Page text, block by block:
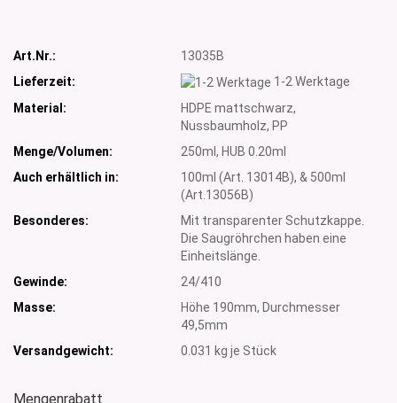
Art.Nr.:
13035B
Lieferzeit:
1-2 Werktage
Material:
HDPE mattschwarz,
Nussbaumholz, PP
Menge/Volumen:
250ml, HUB 0.20ml
Auch erhältlich in:
100ml (Art. 13014B), & 500ml
(Art.13056B)
Besonderes:
Mit transparenter Schutzkappe.
Die Saugröhrchen haben eine
Einheitslänge.
Gewinde:
24/410
Masse:
Höhe 190mm, Durchmesser
49,5mm
Versandgewicht:
0.031 kg je Stück
Mengenrabatt